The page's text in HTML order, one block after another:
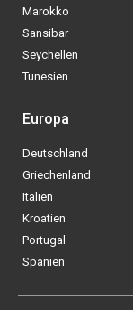
Marokko
Sansibar
Seychellen
Tunesien
Europa
Deutschland
Griechenland
Italien
Kroatien
Portugal
Spanien